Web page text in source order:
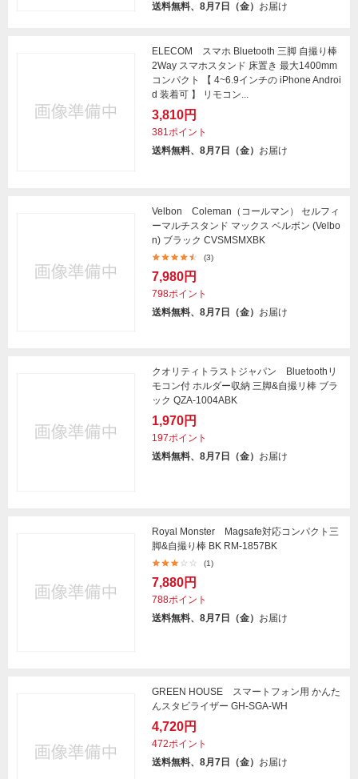
送料無料、8月7日（金） お届け
ELECOM スマホ Bluetooth 三脚 自撮り棒
2Way スマホスタンド 床置き 最大1400mm
コンパクト 【 4~6.9インチの iPhone Androi
d 装着可 】 リモコン...
3,810円
381ポイント
送料無料、8月7日（金） お届け
Velbon Coleman（コールマン） セルフィ
ーマルチスタンド マックス ベルボン (Velbo
n) ブラック CVSMSMXBK
(3)
7,980円
798ポイント
送料無料、8月7日（金） お届け
クオリティトラストジャパン Bluetoothリ
モコン付 ホルダー収納 三脚&自撮リ棒 ブラ
ック QZA-1004ABK
1,970円
197ポイント
送料無料、8月7日（金） お届け
Royal Monster Magsafe対応コンパクト三
脚&自撮り棒 BK RM-1857BK
(1)
7,880円
788ポイント
送料無料、8月7日（金） お届け
GREEN HOUSE スマートフォン用 かんた
んスタビライザー GH-SGA-WH
4,720円
472ポイント
送料無料、8月7日（金） お届け